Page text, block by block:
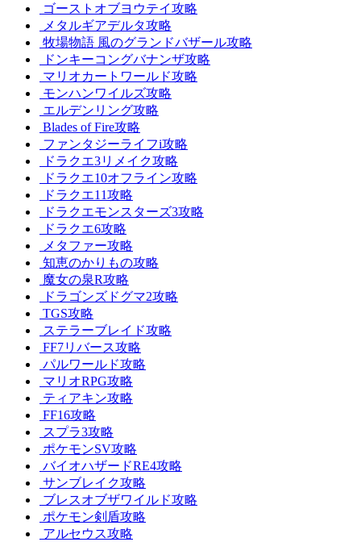
ゴーストオブヨウテイ攻略
メタルギアデルタ攻略
牧場物語 風のグランドバザール攻略
ドンキーコングバナンザ攻略
マリオカートワールド攻略
モンハンワイルズ攻略
エルデンリング攻略
Blades of Fire攻略
ファンタジーライフi攻略
ドラクエ3リメイク攻略
ドラクエ10オフライン攻略
ドラクエ11攻略
ドラクエモンスターズ3攻略
ドラクエ6攻略
メタファー攻略
知恵のかりもの攻略
魔女の泉R攻略
ドラゴンズドグマ2攻略
TGS攻略
ステラーブレイド攻略
FF7リバース攻略
パルワールド攻略
マリオRPG攻略
ティアキン攻略
FF16攻略
スプラ3攻略
ポケモンSV攻略
バイオハザードRE4攻略
サンブレイク攻略
ブレスオブザワイルド攻略
ポケモン剣盾攻略
アルセウス攻略